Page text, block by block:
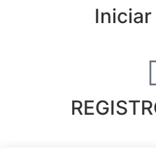
Iniciar